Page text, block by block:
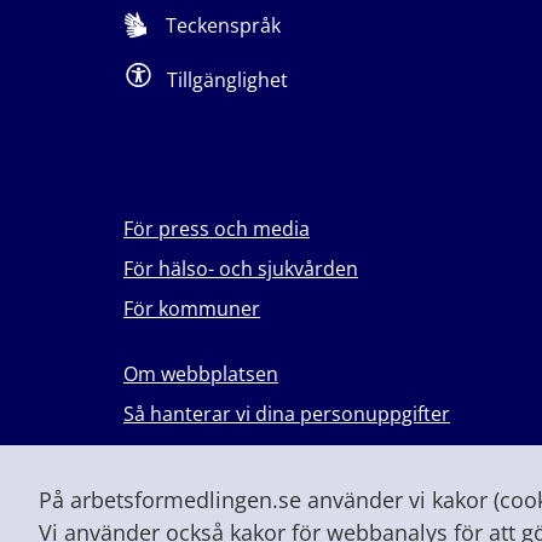
På arbetsformedlingen.se använder vi kakor
Vi använder också kakor för webbanalys för att
Teckenspråk
Tillgänglighet
För press och media
För hälso- och sjukvården
För kommuner
Om webbplatsen
Så hanterar vi dina personuppgifter
Lever du med våld i en nära relation?
Vid höjd beredskap och krig